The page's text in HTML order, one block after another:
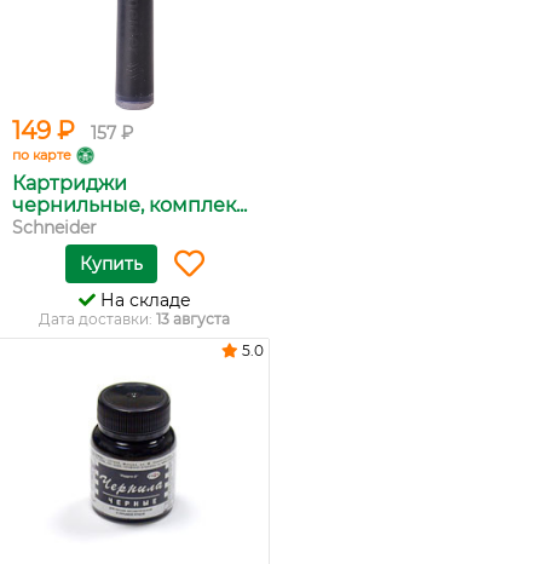
149 ₽ 157 ₽
по карте
Картриджи
чернильные, комплек...
Schneider
Купить
На складе
Дата доставки: 13 августа
5.0